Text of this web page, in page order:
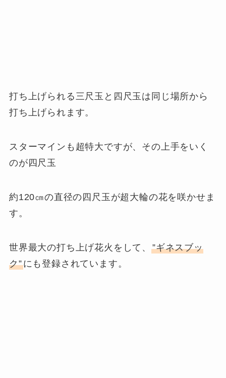
打ち上げられる三尺玉と四尺玉は同じ場所から
打ち上げられます。
スターマインも超特大ですが、その上手をいく
のが四尺玉
約120㎝の直径の四尺玉が超大輪の花を咲かせま
す。
世界最大の打ち上げ花火をして、”ギネスブッ
ク”にも登録されています。